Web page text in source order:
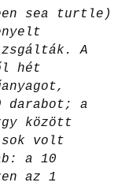
sea turtle)
A
hét
darabot; a
között
volt
a 10
az 1